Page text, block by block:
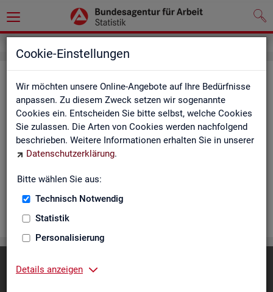
Cookie-Einstellungen
Wir möchten unsere Online-Angebote auf Ihre Bedürfnisse
anpassen. Zu diesem Zweck setzen wir sogenannte
Cookies ein. Entscheiden Sie bitte selbst, welche Cookies
Sie zulassen. Die Arten von Cookies werden nachfolgend
beschrieben. Weitere Informationen erhalten Sie in unserer
Datenschutzerklärung.
Bitte wählen Sie aus:
Technisch Notwendig
Statistik
Personalisierung
Details anzeigen
Rea­li­sier­te Kurz­ar­beit (hoch­ge­rech­
net) - Deutsch­land, Län­der, Re­gio­
nal­di­rek­tio­nen, Agen­tu­ren für Ar­beit
und Krei­se (Mo­nats­zah­len)
nen über Be­stand, Be­trie­be / Be­triebs­grö­ße, Kurz­ar­bei­ter­geld,
Kurz­ar­bei­ter­quo­te und wei­te­re Merk­ma­le.